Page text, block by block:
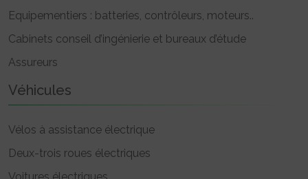
Equipementiers : batteries, contrôleurs, moteurs..
Cabinets conseil d’ingénierie et bureaux d’étude
Assureurs
Véhicules
Vélos à assistance électrique
Deux-trois roues électriques